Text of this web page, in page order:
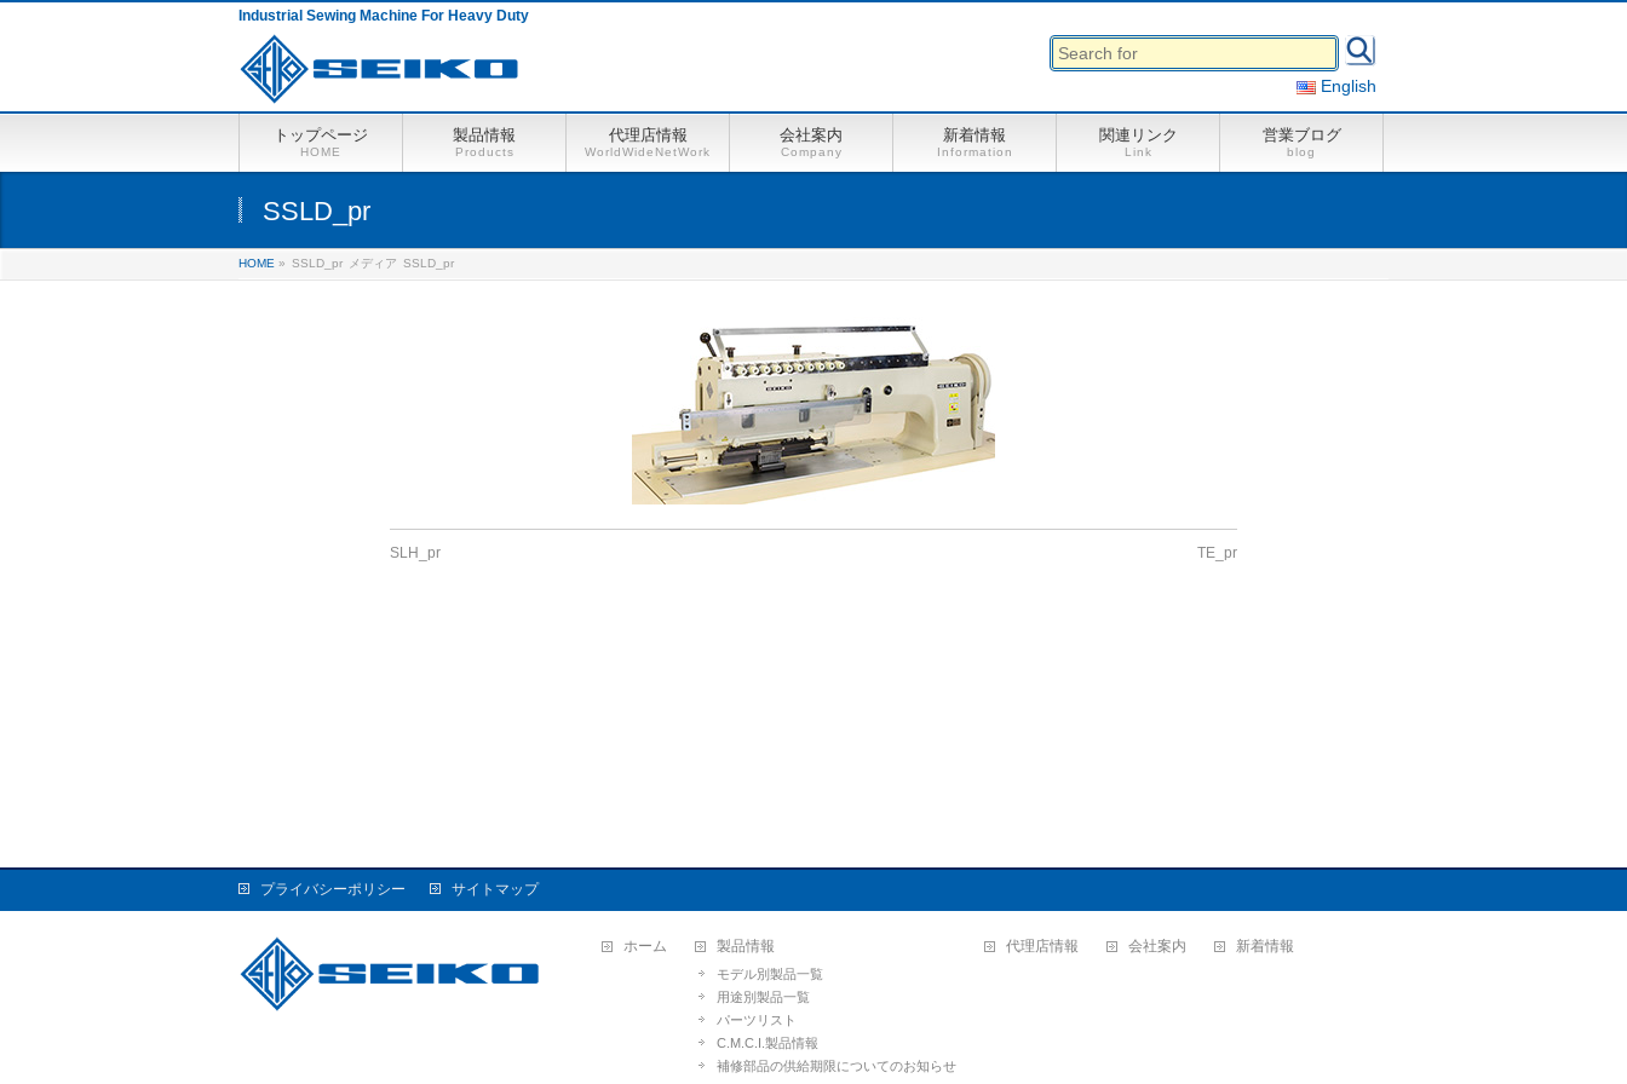
Industrial Sewing Machine For Heavy Duty
English
トップページ
HOME
製品情報
Products
代理店情報
WorldWideNetWork
会社案内
Company
新着情報
Information
関連リンク
Link
営業ブログ
blog
SSLD_pr
HOME » SSLD_pr メディア SSLD_pr
SLH_pr TE_pr
プライバシーポリシー サイトマップ
ホーム 製品情報
モデル別製品一覧
用途別製品一覧
パーツリスト
C.M.C.I.製品情報
補修部品の供給期限についてのお知らせ
代理店情報 会社案内 新着情報